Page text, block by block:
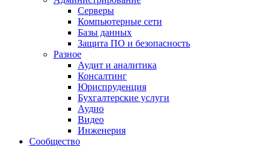
Серверы
Компьютерные сети
Базы данных
Защита ПО и безопасность
Разное
Аудит и аналитика
Консалтинг
Юриспруденция
Бухгалтерские услуги
Аудио
Видео
Инженерия
Сообщество